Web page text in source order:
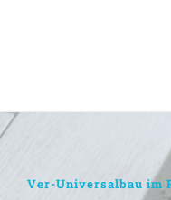
Ver-Universalbau im